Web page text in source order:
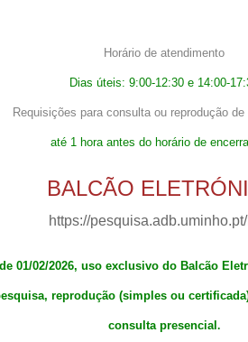
Horário de atendimento
Dias úteis: 9:00-12:30 e 14:00-
Requisições para consulta ou reprodução
até 1 hora antes do horário de
BALCÃO
https://
01/02/2026, uso exclusivo do Balcão
reprodução (simples ou
consulta presencial .